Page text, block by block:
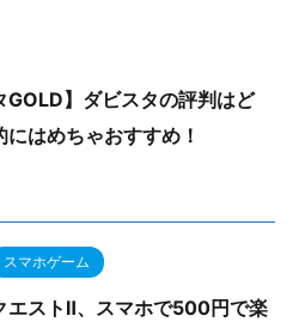
GOLD】ダビスタの評判はど
にはめちゃおすすめ！
スマホゲーム
エストⅡ、スマホで500円で楽